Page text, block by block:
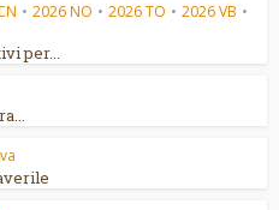
• 2026 NO • 2026 TO • 2026 VB •
per...